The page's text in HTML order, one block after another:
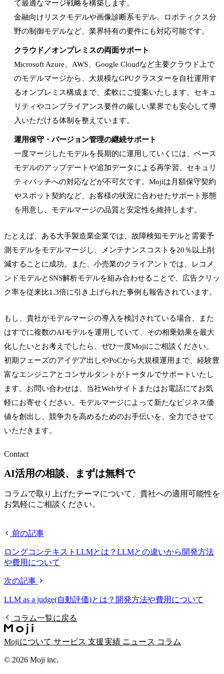
て最適なマージ戦略を構築します。
金融向けリスクモデルや画像診断系モデル、ロボティクス分
野の制御モデルなど、業界特有の要件にも対応可能です。
クラウド／オンプレミスの両面サポート
Microsoft Azure、AWS、Google Cloudなど主要クラウド上で
のモデルマージから、大規模なGPUクラスターを自社運用す
るオンプレミス構成まで、柔軟にご提案いたします。セキュ
リティやコンプライアンス要件の厳しい業界でも安心して導
入いただける体制を整えています。
運用保守・バージョン管理の継続サポート
一度マージしたモデルを長期的に運用していくには、ベース
モデルのアップデートや追加データによる再学習、セキュリ
ティパッチへの対応などが不可欠です。Mojiは月額保守契約
やスポット契約など、お客様の状況に合わせたサポート形態
を用意し、モデルマージの品質と安定性を維持します。
たとえば、ある大手製造業企業では、故障検知モデルと需要予
測モデルをモデルマージし、メンテナンスコストを20％以上削
減することに成功。また、小売業のクライアントでは、レコメ
ンドモデルとSNS解析モデルを組み合わせることで、広告クリッ
ク率を従来比1.3倍に引き上げられた事例も報告されています。
もし、貴社がモデルマージの導入を検討されている場合、また
はすでに複数のAIモデルを運用していて、その相乗効果を最大
化したいとお考えでしたら、ぜひ一度Mojiにご相談ください。
初期フェーズのアイデア出しやPoCから大規模運用まで、経験豊
富なエンジニアとコンサルタントがトータルでサポートいたし
ます。お問い合わせは、当社Webサイトまたはお電話にてお気
軽にお寄せください。モデルマージによって新たなビジネス価
値を創出し、競争力を高めるためのお手伝いを、全力でさせて
いただきます。
Contact
AI活用の相談、まずは無料で
コラムで取り上げたテーマについて、貴社への適用可能性を
お気軽にご相談ください。
前の記事
ロングコンテキストLLMとは？LLMとの違いから開発方法
や費用について
次の記事
LLM as a judge(自動評価)とは？開発方法や費用について
コラム一覧に戻る
Mojiについてサービス支援実績 ニュース コラム
© 2026 Moji inc.